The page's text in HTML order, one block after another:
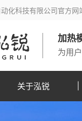
化科技有限公司官方网
加热
为用
关于泓锐